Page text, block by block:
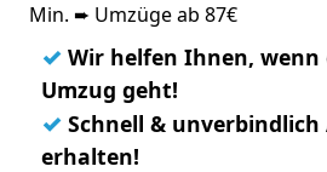
Min. ➨ Umzüge ab 87€
✓ Wir helfen Ihnen, wenn
Umzug geht!
✓ Schnell & unverbindlich
erhalten!